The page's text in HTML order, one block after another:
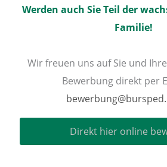
Werden auch Sie Teil der
Familie!
Wir freuen uns auf Sie und
Bewerbung direkt per
Direkt hier online